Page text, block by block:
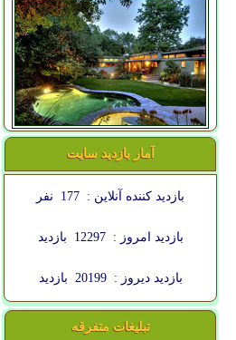
آمار بازدید سایت
بازدید کننده آنلاین : 177 نفر
بازدید امروز : 12297 بازدید
بازدید دیروز : 20199 بازدید
تبلیغات متفرقه